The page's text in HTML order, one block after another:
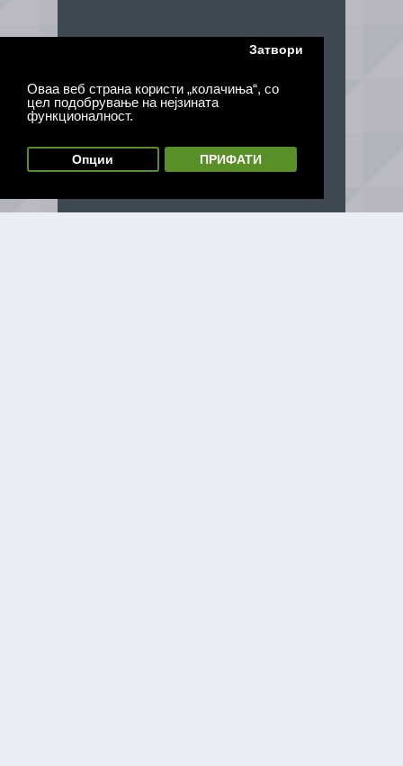
Оваа веб страна користи „колачиња“, со
цел подобрување на нејзината
функционалност.
Затвори
Опции ПРИФАТИ